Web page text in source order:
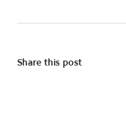
Share this post